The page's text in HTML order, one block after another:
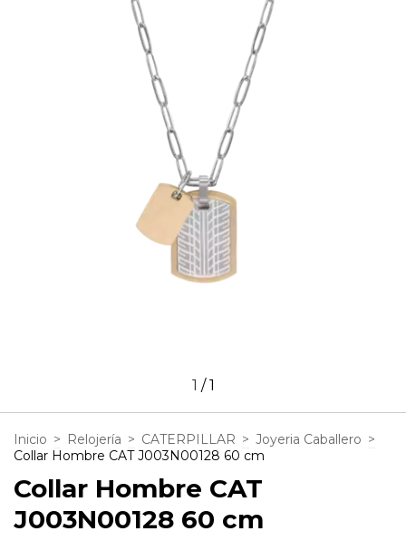
1 /1
Inicio > Relojería > CATERPILLAR > Joyeria Caballero >
Collar Hombre CAT J003N00128 60 cm
Collar Hombre CAT
J003N00128 60 cm